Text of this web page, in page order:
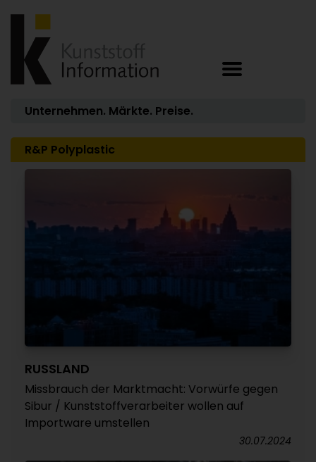
Unternehmen. Märkte. Preise.
R&P Polyplastic
RUSSLAND
Missbrauch der Marktmacht: Vorwürfe gegen
Sibur / Kunststoffverarbeiter wollen auf
Importware umstellen
30.07.2024